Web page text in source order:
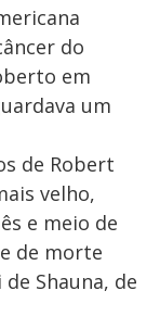
do
em
um
de Robert
velho,
e meio de
de morte
Shauna, de